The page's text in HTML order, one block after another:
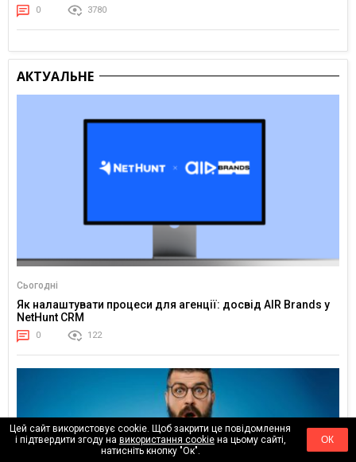
0 3780
АКТУАЛЬНЕ
Сьогодні
Як налаштувати процеси для агенції: досвід AIR Brands у
NetHunt CRM
0 122
Цей сайт використовує cookie. Щоб закрити це повідомлення
і підтвердити згоду на використання cookieна цьому сайті,
натисніть кнопку "Ок".
ОК